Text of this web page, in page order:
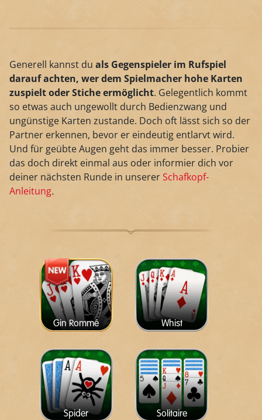
Generell kannst du als Gegenspieler im Rufspiel
darauf achten, wer dem Spielmacher hohe Karten
zuspielt oder Stiche ermöglicht. Gelegentlich kommt
so etwas auch ungewollt durch Bedienzwang und
ungünstige Karten zustande. Doch oft lässt sich so der
Partner erkennen, bevor er eindeutig entlarvt wird.
Und für geübte Augen geht das immer besser. Probier
das doch direkt einmal aus oder informier dich vor
deiner nächsten Runde in unsererSchafkopf-
Anleitung.
Gin Rommé Whist
Spider Solitaire